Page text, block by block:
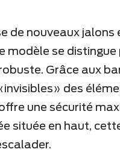
de nouveaux jalons
modèle se distingue
Grâce aux
des
une sécurité
située en haut,